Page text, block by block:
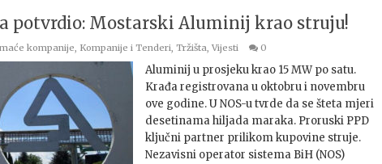
potvrdio: Mostarski Aluminij krao struju!
kompanije, Kompanije i Tenderi, Tržišta, Vijesti 0
Aluminij u prosjeku krao 15 MW po satu.
Krađa registrovana u oktobru i novembru
ove godine. U NOS-u tvrde da se šteta mjeri
desetinama hiljada maraka. Proruski PPD
ključni partner prilikom kupovine struje.
Nezavisni operator sistema BiH (NOS)